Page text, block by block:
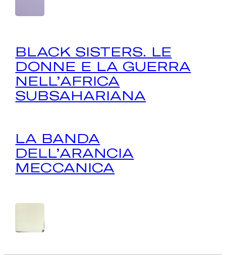
BLACK SISTERS. LE
DONNE E LA GUERRA
NELL’AFRICA
SUBSAHARIANA
LA BANDA
DELL’ARANCIA
MECCANICA